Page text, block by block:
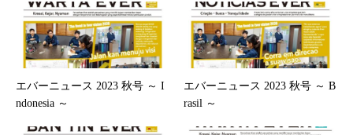
エバーニュース 2023 秋号 ～ I
ndonesia ～
エバーニュース 2023 秋号 ～ B
rasil ～